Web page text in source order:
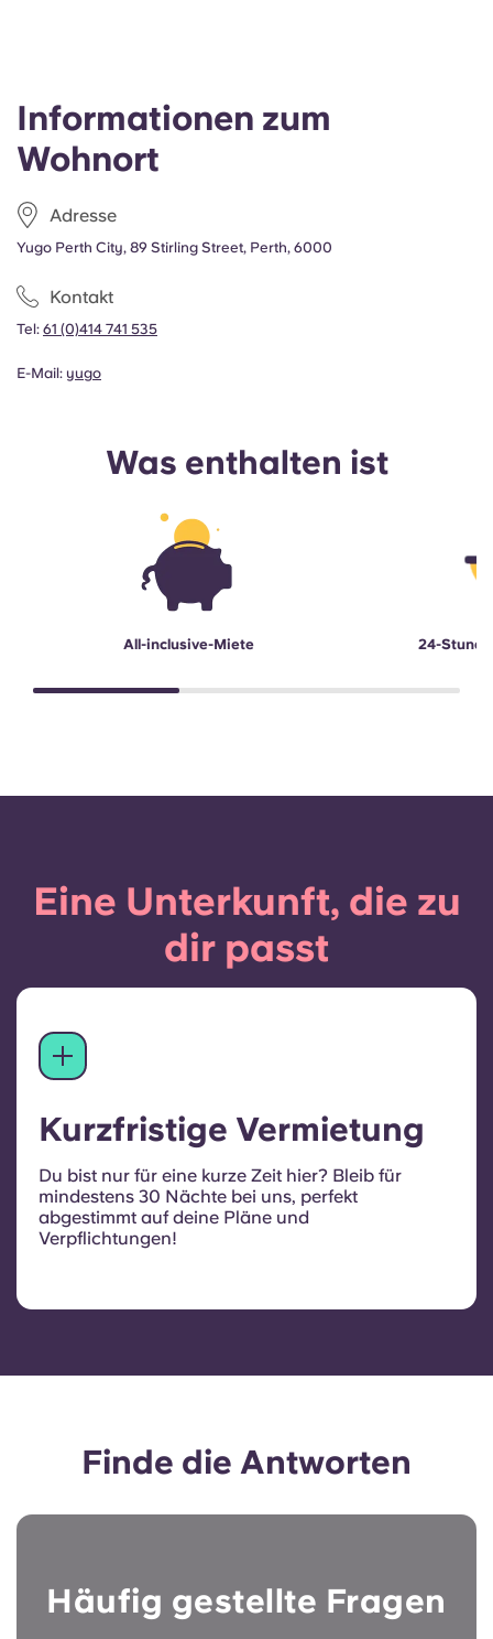
Informationen zum
Wohnort
Adresse
Yugo Perth City, 89 Stirling Street, Perth, 6000
Kontakt
Tel: 61 (0)414 741 535
E-Mail: yugo
Was enthalten ist
All-inclusive-Miete 24-
Eine Unterkunft, die zu
dir passt
Kurzfristige Vermietung
Du bist nur für eine kurze Zeit hier? Bleib für
mindestens 30 Nächte bei uns, perfekt
abgestimmt auf deine Pläne und
Verpflichtungen!
Finde die Antworten
Häufig gestellte Fragen